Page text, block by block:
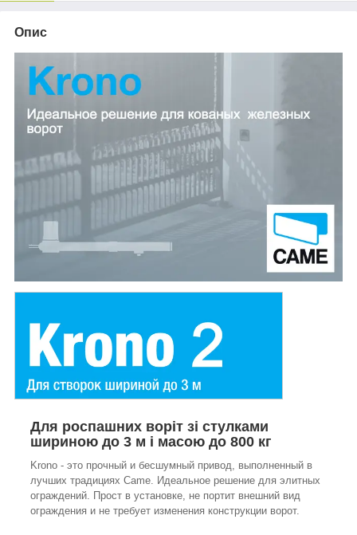
Опис
Для роспашних воріт зі стулками
шириною до 3 м і масою до 800 кг
Krono - это прочный и бесшумный привод, выполненный в
лучших традициях Came. Идеальное решение для элитных
ограждений. Прост в установке, не портит внешний вид
ограждения и не требует изменения конструкции ворот.